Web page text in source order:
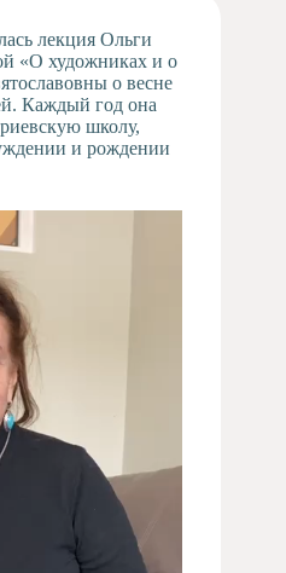
лекция Ольги
«О художниках и о
о весне
Каждый год она
школу,
и рождении